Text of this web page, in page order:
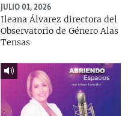
JULIO 01, 2026
Ileana Álvarez directora del
Observatorio de Género Alas
Tensas